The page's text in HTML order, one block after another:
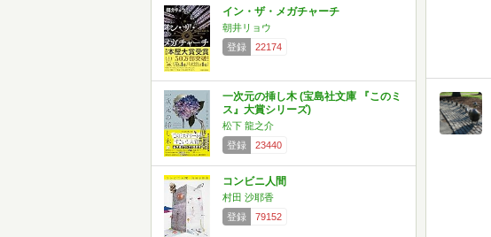
イン・ザ・メガチャーチ
朝井リョウ
登録
22174
一次元の挿し木 (宝島社文庫 『このミ
ス』大賞シリーズ)
松下 龍之介
登録
23440
コンビニ人間
村田 沙耶香
登録
79152